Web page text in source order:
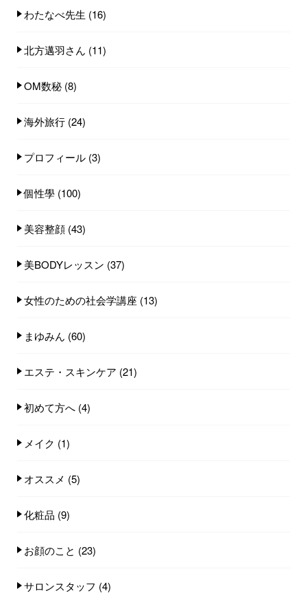
わたなべ先生 (16)
北方邁羽さん (11)
OM数秘 (8)
海外旅行 (24)
プロフィール (3)
個性學 (100)
美容整顔 (43)
美BODYレッスン (37)
女性のための社会学講座 (13)
まゆみん (60)
エステ・スキンケア (21)
初めて方へ (4)
メイク (1)
オススメ (5)
化粧品 (9)
お顔のこと (23)
サロンスタッフ (4)